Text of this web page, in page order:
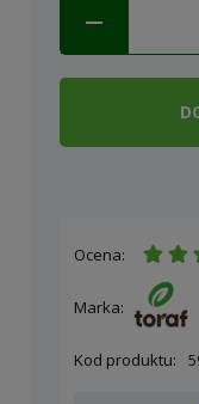
Ocena:
Marka:
Kod produktu: